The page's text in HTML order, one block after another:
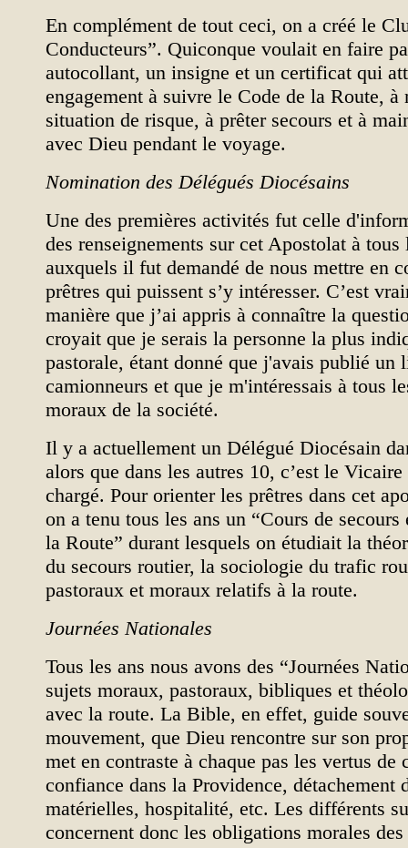
En complément de tout ceci, on a créé le
Conducteurs”. Quiconque voulait en faire
autocollant, un insigne et un certificat qui
engagement à suivre le Code de la Route, à
situation de risque, à prêter secours et à
avec Dieu pendant le voyage.
Nomination des Délégués Diocésains
Une des premières activités fut celle
des renseignements sur cet Apostolat à tous
auxquels il fut demandé de nous mettre en
prêtres qui puissent s’y intéresser. C’est
manière que j’ai appris à connaître la
croyait que je serais la personne la plus
pastorale, étant donné que j'avais publié un
camionneurs et que je m'intéressais à tous
moraux de la société.
Il y a actuellement un Délégué Diocésain
alors que dans les autres 10, c’est le
chargé. Pour orienter les prêtres dans cet
on a tenu tous les ans un “Cours de secours
la Route” durant lesquels on étudiait la
du secours routier, la sociologie du trafic
pastoraux et moraux relatifs à la route.
Journées Nationales
Tous les ans nous avons des “Journées
sujets moraux, pastoraux, bibliques et
avec la route. La Bible, en effet, guide
mouvement, que Dieu rencontre sur son
met en contraste à chaque pas les vertus
confiance dans la Providence, détachement
matérielles, hospitalité, etc. Les différents
concernent donc les obligations morales